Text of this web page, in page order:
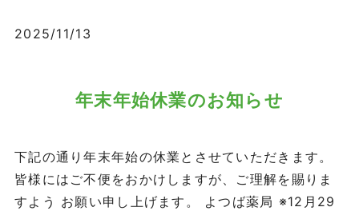
2025/11/13
年末年始休業のお知らせ
下記の通り年末年始の休業とさせていただきます。
皆様にはご不便をおかけしますが、ご理解を賜りま
すよう お願い申し上げます。 よつば薬局 ※12月29